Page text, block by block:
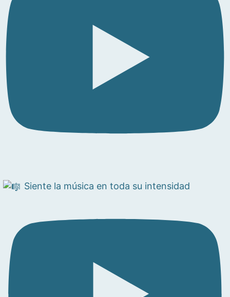
Siente la música en toda su intensidad